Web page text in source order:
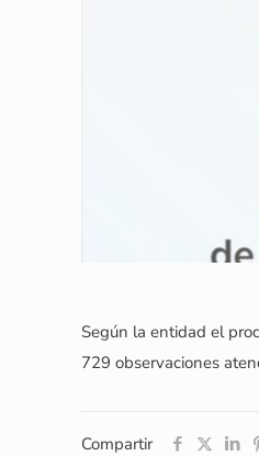
Según la entidad el
729 observaciones
Compartir